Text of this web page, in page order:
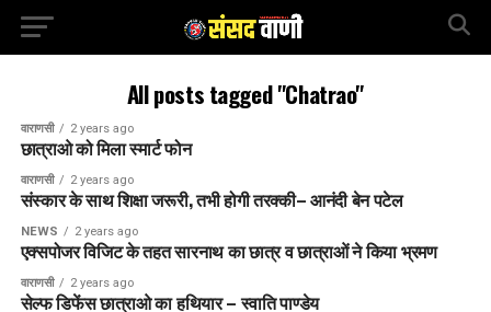
All posts tagged "Chatrao"
वाराणसी 2 years ago
छात्राओ को मिला स्मार्ट फोन
वाराणसी 2 years ago
संस्कार के साथ शिक्षा जरूरी, तभी होगी तरक्की– आनंदी बेन पटेल
NEWS 2 years ago
एक्सपोजर विजिट के तहत सारनाथ का छात्र व छात्राओं ने किया भ्रमण
वाराणसी 2 years ago
सेल्फ डिफेंस छात्राओ का हथियार – स्वाति पाण्डेय